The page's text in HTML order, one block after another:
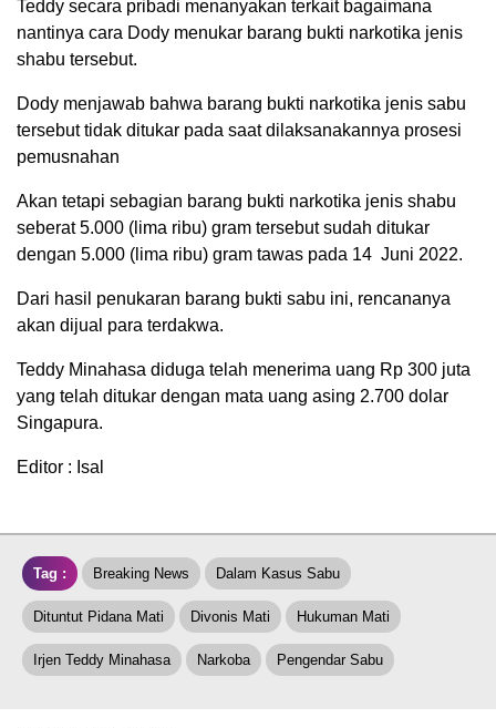
Teddy secara pribadi menanyakan terkait bagaimana
nantinya cara Dody menukar barang bukti narkotika jenis
shabu tersebut.
Dody menjawab bahwa barang bukti narkotika jenis sabu
tersebut tidak ditukar pada saat dilaksanakannya prosesi
pemusnahan
Akan tetapi sebagian barang bukti narkotika jenis shabu
seberat 5.000 (lima ribu) gram tersebut sudah ditukar
dengan 5.000 (lima ribu) gram tawas pada 14 Juni 2022.
Dari hasil penukaran barang bukti sabu ini, rencananya
akan dijual para terdakwa.
Teddy Minahasa diduga telah menerima uang Rp 300 juta
yang telah ditukar dengan mata uang asing 2.700 dolar
Singapura.
Editor : Isal
Tag : Breaking News Dalam Kasus Sabu
Dituntut Pidana Mati Divonis Mati Hukuman Mati
Irjen Teddy Minahasa Narkoba Pengendar Sabu